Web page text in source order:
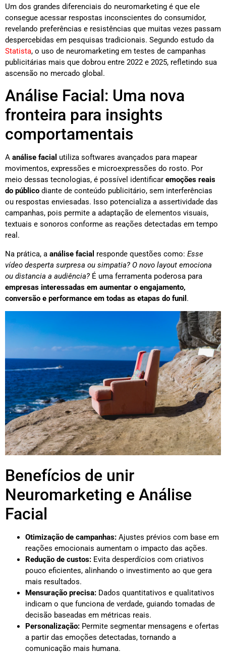
Um dos grandes diferenciais do neuromarketing é que ele
consegue acessar respostas inconscientes do consumidor,
revelando preferências e resistências que muitas vezes passam
despercebidas em pesquisas tradicionais. Segundo estudo da
Statista, o uso de neuromarketing em testes de campanhas
publicitárias mais que dobrou entre 2022 e 2025, refletindo sua
ascensão no mercado global.
Análise Facial: Uma nova
fronteira para insights
comportamentais
A análise facial utiliza softwares avançados para mapear
movimentos, expressões e microexpressões do rosto. Por
meio dessas tecnologias, é possível identificar emoções reais
do público diante de conteúdo publicitário, sem interferências
ou respostas enviesadas. Isso potencializa a assertividade das
campanhas, pois permite a adaptação de elementos visuais,
textuais e sonoros conforme as reações detectadas em tempo
real.
Na prática, a análise facial responde questões como: Esse
vídeo desperta surpresa ou simpatia? O novo layout emociona
ou distancia a audiência? É uma ferramenta poderosa para
empresas interessadas em aumentar o engajamento,
conversão e performance em todas as etapas do funil .
Benefícios de unir
Neuromarketing e Análise
Facial
Otimização de campanhas: Ajustes prévios com base em
reações emocionais aumentam o impacto das ações.
Redução de custos: Evita desperdícios com criativos
pouco eficientes, alinhando o investimento ao que gera
mais resultados.
Mensuração precisa: Dados quantitativos e qualitativos
indicam o que funciona de verdade, guiando tomadas de
decisão baseadas em métricas reais.
Personalização: Permite segmentar mensagens e ofertas
a partir das emoções detectadas, tornando a
comunicação mais humana.